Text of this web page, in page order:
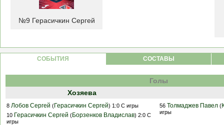
№9 Герасичкин Сергей
CОБЫТИЯ СОСТАВЫ
Голы
Хозяева
8 Лобов Сергей (Герасичкин Сергей) 1:0 С игры
10 Герасичкин Сергей (Борзенков Владислав) 2:0 С
игры
56 Толмаджев Павел (
игры